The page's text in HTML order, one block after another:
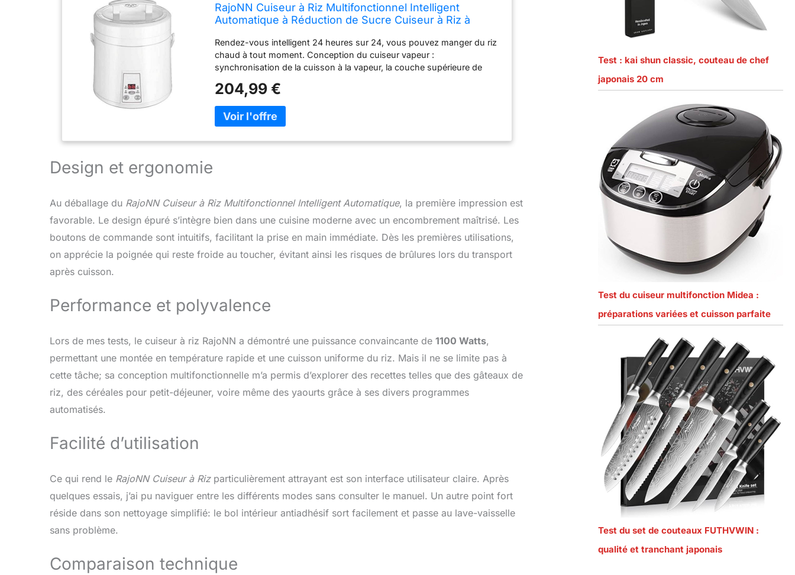
RajoNN Cuiseur à Riz Multifonctionnel Intelligent
Automatique à Réduction de Sucre Cuiseur à Riz à
Capacité 1,6 L
Rendez-vous intelligent 24 heures sur 24, vous pouvez manger du riz
chaud à tout moment. Conception du cuiseur vapeur :
synchronisation de la cuisson à la vapeur, la couche supérieure de
aliments seront effacés. Capacité de 1,6 L, faites bouillir environ 5 bols
de riz (le diamètre du bol est d'environ 11 cm). Revêtement de poêle
antiadhésif de qualité alimentaire, matériau amélioré, sain et durable,
antiadhésif et facile à nettoyer. Le couvercle du couvercle est anti-
brûlure, facile à utiliser, rapide et pratique.
204,99 €
Design et ergonomie
Au déballage du RajoNN Cuiseur à Riz Multifonctionnel Intelligent Automatique, la première impression est
favorable. Le design épuré s’intègre bien dans une cuisine moderne avec un encombrement maîtrisé. Les
boutons de commande sont intuitifs, facilitant la prise en main immédiate. Dès les premières utilisations,
on apprécie la poignée qui reste froide au toucher, évitant ainsi les risques de brûlures lors du transport
après cuisson.
Performance et polyvalence
Lors de mes tests, le cuiseur à riz RajoNN a démontré une puissance convaincante de 1100 Watts,
permettant une montée en température rapide et une cuisson uniforme du riz. Mais il ne se limite pas à
cette tâche; sa conception multifonctionnelle m’a permis d’explorer des recettes telles que des gâteaux de
riz, des céréales pour petit-déjeuner, voire même des yaourts grâce à ses divers programmes
automatisés.
Facilité d’utilisation
Ce qui rend le RajoNN Cuiseur à Rizparticulièrement attrayant est son interface utilisateur claire. Après
quelques essais, j’ai pu naviguer entre les différents modes sans consulter le manuel. Un autre point fort
réside dans son nettoyage simplifié: le bol intérieur antiadhésif sort facilement et passe au lave-vaisselle
sans problème.
Comparaison technique
Test : kai shun classic, couteau de chef
japonais 20 cm
Test du cuiseur multifonction Midea :
préparations variées et cuisson parfaite
Test du set de couteaux FUTHVWIN :
qualité et tranchant japonais